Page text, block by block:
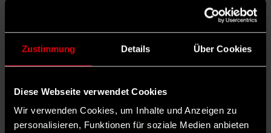
Zustimmung Details Über Cookies
Diese Webseite verwendet Cookies
Wir verwenden Cookies, um Inhalte und Anzeigen zu
personalisieren, Funktionen für soziale Medien anbieten
Gesetz soll im April verabschiedet werden.
Schlagwörter
SPD-Bundestagsfraktion